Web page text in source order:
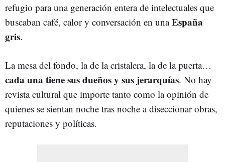
refugio para una generación entera de intelectuales que
buscaban café, calor y conversación en unaEspaña
gris.
La mesa del fondo, la de la cristalera, la de la puerta…
cada una tiene sus dueños y sus jerarquías. No hay
revista cultural que importe tanto como la opinión de
quienes se sientan noche tras noche a diseccionar obras,
reputaciones y políticas.